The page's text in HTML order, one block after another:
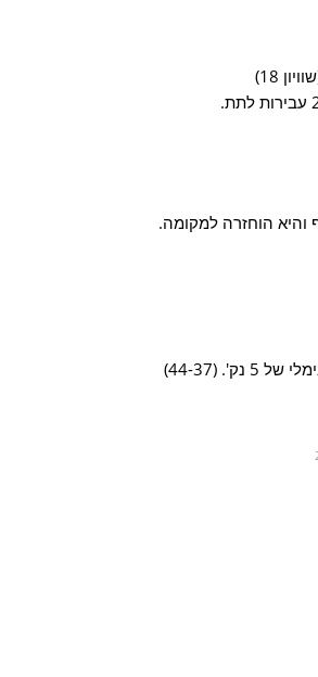
18)
והיא הוחזרה למקומה.
(44-37)